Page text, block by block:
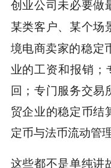
创业公司未必要做
某类客户、某个场
境电商卖家的稳定
业的工资和报销；
回；专门服务交易
贸企业的稳定币结
定币与法币流动管理
这些都不是单纯讲